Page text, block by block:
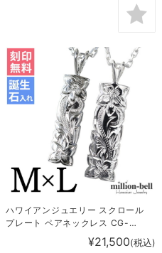
ハワイアンジュエリー スクロール
プレート ペアネックレス CG-
¥21,500(税込)